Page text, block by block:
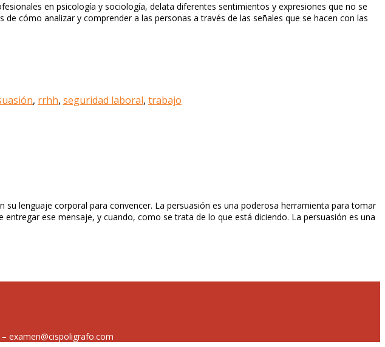
en psicología y sociología, delata diferentes sentimientos y expresiones que no se
cómo analizar y comprender a las personas a través de las señales que se hacen con las
, rrhh, seguridad laboral, trabajo
lenguaje corporal para convencer. La persuasión es una poderosa herramienta para tomar
ese mensaje, y cuando, como se trata de lo que está diciendo. La persuasión es una
examen@cispoligrafo.com